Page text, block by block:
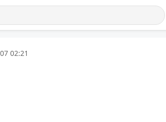
02:21